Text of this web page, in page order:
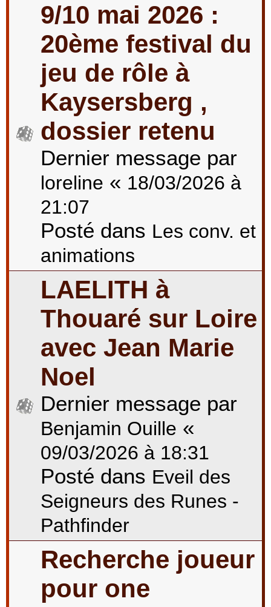
9/10 mai 2026 :
20ème festival du
jeu de rôle à
Kaysersberg ,
dossier retenu
Dernier message par
loreline « 18/03/2026 à
21:07
Posté dans Les conv. et
animations
LAELITH à
Thouaré sur Loire
avec Jean Marie
Noel
Dernier message par
Benjamin Ouille «
09/03/2026 à 18:31
Posté dans Eveil des
Seigneurs des Runes -
Pathfinder
Recherche joueur
pour one